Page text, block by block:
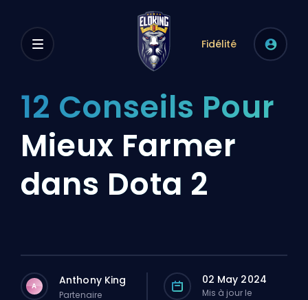
Fidélité
12 Conseils Pour
Mieux Farmer
dans Dota 2
A Anthony King
Partenaire
02 May 2024
Mis à jour le